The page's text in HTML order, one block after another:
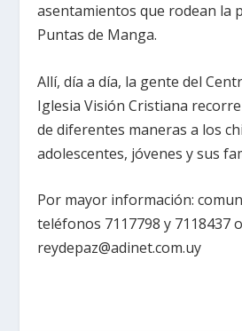
asentamientos que rodean la
Puntas de Manga.
Allí, día a día, la gente del
Iglesia Visión Cristiana
de diferentes maneras a los
adolescentes, jóvenes y sus
Por mayor información:
teléfonos 7117798 y 7118437
reydepaz@adinet.com.uy